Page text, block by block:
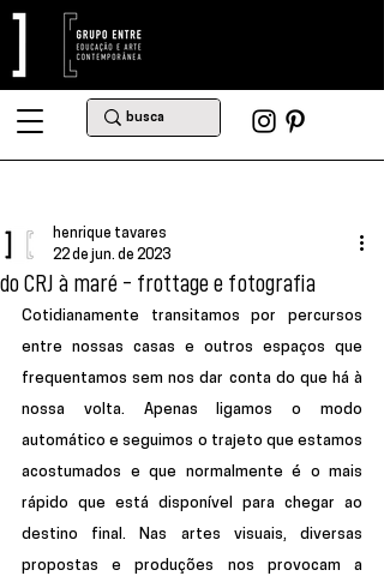
do CRJ à maré - frottage e fotografia
henrique tavares
22 de jun. de 2023
Cotidianamente transitamos por percursos
entre nossas casas e outros espaços que
frequentamos sem nos dar conta do que há à
nossa volta. Apenas ligamos o modo
automático e seguimos o trajeto que estamos
acostumados e que normalmente é o mais
rápido que está disponível para chegar ao
destino final. Nas artes visuais, diversas
propostas e produções nos provocam a